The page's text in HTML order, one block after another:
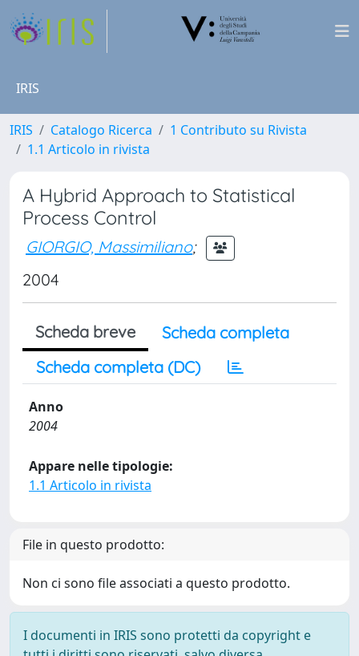
IRIS
IRIS Catalogo Ricerca
1 Contributo su Rivista
1.1 Articolo in rivista
A Hybrid Approach to Statistical
Process Control
GIORGIO, Massimiliano;
2004
Scheda breve
Scheda completa
Scheda completa (DC)
Anno
2004
Appare nelle tipologie:
1.1 Articolo in rivista
File in questo prodotto:
Non ci sono file associati a questo prodotto.
I documenti in IRIS sono protetti da copyright e